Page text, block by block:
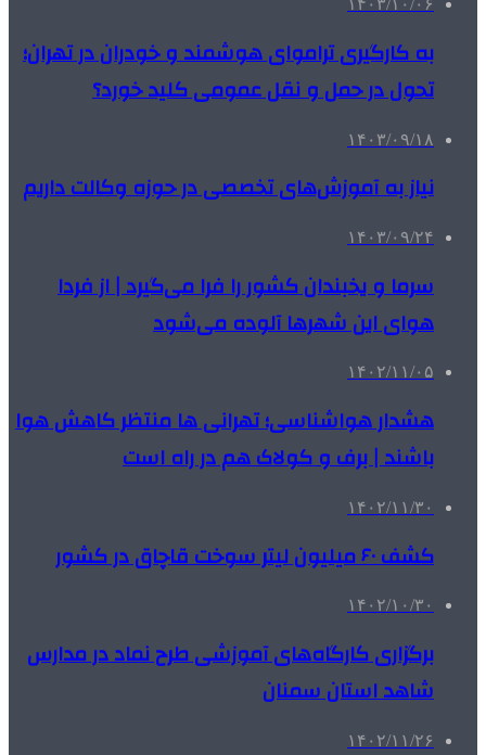
۱۴۰۳/۱۰/۰۶
به کارگیری تراموای هوشمند و خودران در تهران؛
تحول در حمل و نقل عمومی کلید خورد؟
۱۴۰۳/۰۹/۱۸
نیاز به آموزش‌های تخصصی در حوزه وکالت داریم
۱۴۰۳/۰۹/۲۴
سرما و یخبندان کشور را فرا می‌گیرد | از فردا
هوای این شهرها آلوده می‌شود
۱۴۰۲/۱۱/۰۵
هشدار هواشناسی؛ تهرانی ها منتظر کاهش هوا
باشند | برف و کولاک هم در راه است
۱۴۰۲/۱۱/۳۰
کشف ۶۰ میلیون لیتر سوخت قاچاق در کشور
۱۴۰۲/۱۰/۳۰
برگزاری کارگاه‌های آموزشی طرح نماد در مدارس
شاهد استان سمنان
۱۴۰۲/۱۱/۲۶